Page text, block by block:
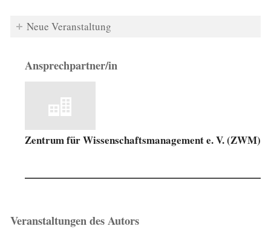
Neue Veranstaltung
Ansprechpartner/in
Zentrum für Wissenschaftsmanagement e. V. (ZWM)
Veranstaltungen des Autors